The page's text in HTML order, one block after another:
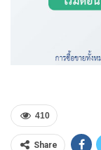
410
Share